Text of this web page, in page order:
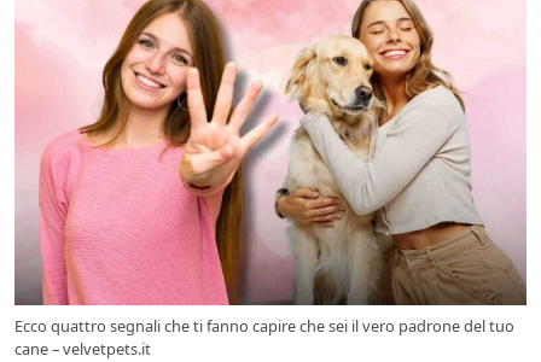
Ecco quattro segnali che ti fanno capire che sei il vero padrone del tuo
cane – velvetpets.it